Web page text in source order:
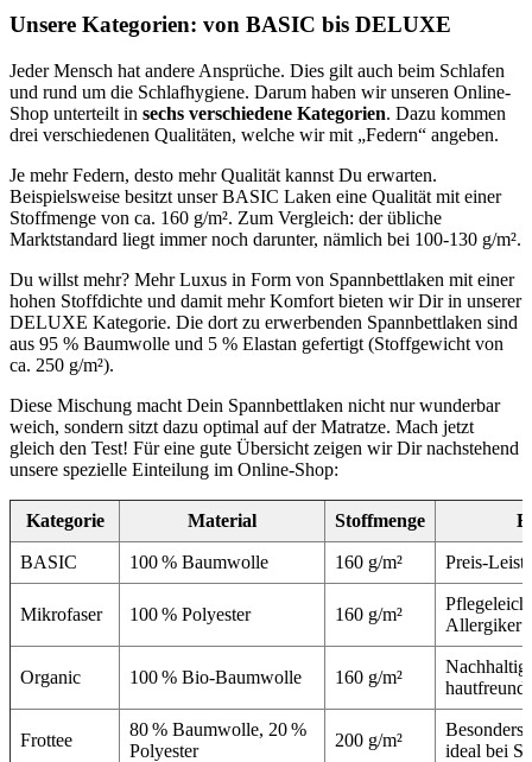
Unsere Kategorien: von BASIC bis DELUXE
Jeder Mensch hat andere Ansprüche. Dies gilt auch beim Schlafen
und rund um die Schlafhygiene. Darum haben wir unseren Online-
Shop unterteilt in sechs verschiedene Kategorien. Dazu kommen
drei verschiedenen Qualitäten, welche wir mit „Federn“ angeben.
Je mehr Federn, desto mehr Qualität kannst Du erwarten.
Beispielsweise besitzt unser BASIC Laken eine Qualität mit einer
Stoffmenge von ca. 160 g/m². Zum Vergleich: der übliche
Marktstandard liegt immer noch darunter, nämlich bei 100-130 g/m².
Du willst mehr? Mehr Luxus in Form von Spannbettlaken mit einer
hohen Stoffdichte und damit mehr Komfort bieten wir Dir in unserer
DELUXE Kategorie. Die dort zu erwerbenden Spannbettlaken sind
aus 95 % Baumwolle und 5 % Elastan gefertigt (Stoffgewicht von
ca. 250 g/m²).
Diese Mischung macht Dein Spannbettlaken nicht nur wunderbar
weich, sondern sitzt dazu optimal auf der Matratze. Mach jetzt
gleich den Test! Für eine gute Übersicht zeigen wir Dir nachstehend
unsere spezielle Einteilung im Online-Shop:
Kategorie Material Stoffmenge
BASIC 100 % Baumwolle 160 g/m² Preis-
Mikrofaser 100 % Polyester 160 g/m²
Allergiker
Organic 100 % Bio-Baumwolle 160 g/m²
Nachhaltig
Frottee
80 % Baumwolle, 20 %
Polyester
200 g/m²
Besonders
ideal bei